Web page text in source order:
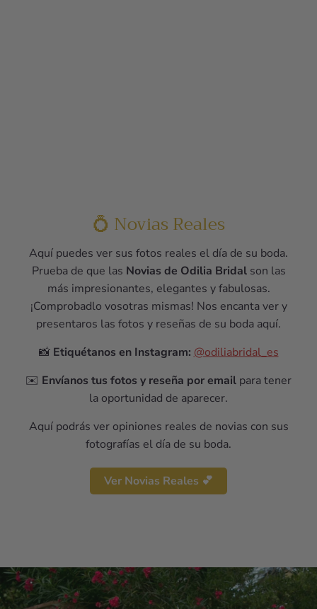
💍 Novias Reales
Aquí puedes ver sus fotos reales el día de su boda.
Prueba de que las Novias de Odilia Bridalson las
más impresionantes, elegantes y fabulosas.
¡Comprobadlo vosotras mismas! Nos encanta ver y
presentaros las fotos y reseñas de su boda aquí.
📸 Etiquétanos en Instagram: @odiliabridal_es
✉️ Envíanos tus fotos y reseña por email para tener
la oportunidad de aparecer.
Aquí podrás ver opiniones reales de novias con sus
fotografías el día de su boda.
Ver Novias Reales 💕